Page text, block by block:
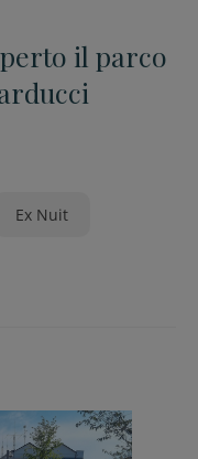
il parco
Ex Nuit